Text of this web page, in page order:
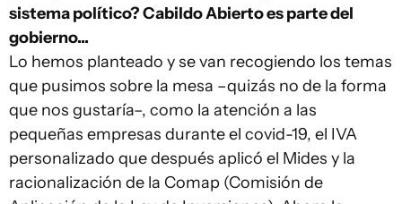
sistema político? Cabildo Abierto es parte del
gobierno...
Lo hemos planteado y se van recogiendo los temas
que pusimos sobre la mesa –quizás no de la forma
que nos gustaría–, como la atención a las
pequeñas empresas durante el covid-19, el IVA
personalizado que después aplicó el Mides y la
racionalización de la Comap (Comisión de